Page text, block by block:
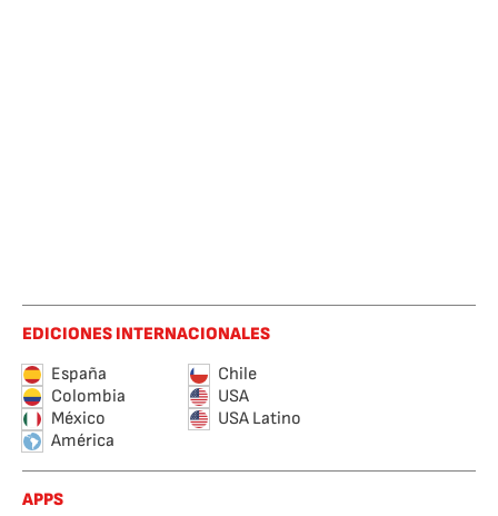
EDICIONES INTERNACIONALES
España
Chile
Colombia
USA
México
USA Latino
América
APPS